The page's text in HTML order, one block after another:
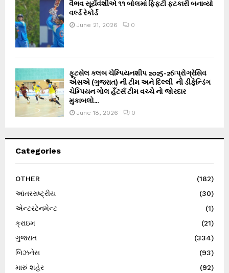
વૈભવ સૂર્યવંશીએ ૧૧ બોલમાં ફિફ્ટી ફટકારી બનાવ્યો
વર્લ્ડ રેકોર્ડ
June 21, 2026 0
ફૂટસેલ ક્લબ ચેમ્પિયનશીપ 2025-26ઃપ્રોગ્રેસિવ
એસએ (ગુજરાત) ની ટીમ અને દિલ્લી ની ડીફેન્ડિંગ
ચેમ્પિયન ગોલ હઁટર્સ ટીમ વચ્ચે નો જોરદાર
મુકાબલો...
June 18, 2026 0
Categories
OTHER
(182)
આંતરરાષ્ટ્રીય
(30)
એન્ટરટેનમેન્ટ
(1)
ક્રાઇમ
(21)
ગુજરાત
(334)
બિઝનેસ
(93)
મારું શહેર
(92)